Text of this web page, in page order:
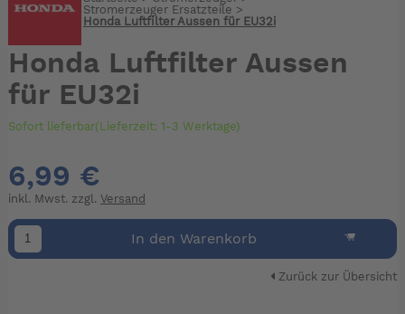
Stromerzeuger Ersatzteile >
Honda Luftfilter Aussen für EU32i
Honda Luftfilter Aussen
für EU32i
Sofort lieferbar(Lieferzeit: 1-3 Werktage)
6,99 €
inkl. Mwst. zzgl. Versand
In den Warenkorb
Zurück zur Übersicht